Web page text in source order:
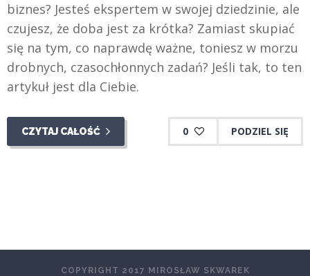
biznes? Jesteś ekspertem w swojej dziedzinie, ale
czujesz, że doba jest za krótka? Zamiast skupiać
się na tym, co naprawdę ważne, toniesz w morzu
drobnych, czasochłonnych zadań? Jeśli tak, to ten
artykuł jest dla Ciebie.
CZYTAJ CAŁOŚĆ 0 PODZIEL SIĘ
COPYRIGHT 2017 MIROSŁAW SKWAREK